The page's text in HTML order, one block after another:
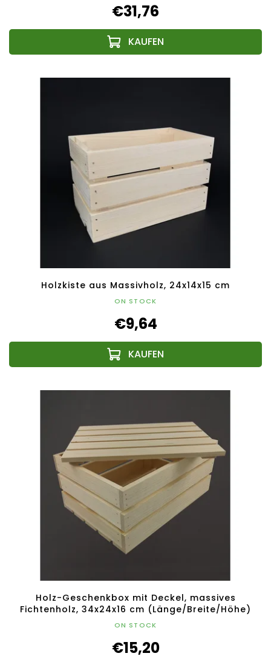
€31,76
Holzkiste aus Massivholz, 24x14x15 cm
ON STOCK
€9,64
Holz-Geschenkbox mit Deckel, massives
Fichtenholz, 34x24x16 cm (Länge/Breite/Höhe)
ON STOCK
€15,20